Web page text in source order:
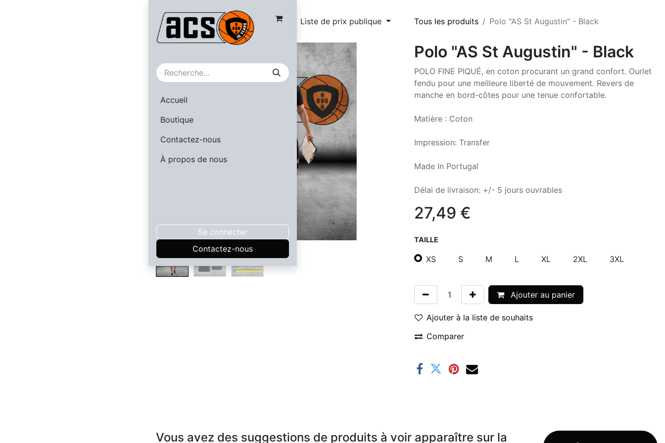
Accueil
Boutique
Contactez-nous
À propos de nous
Se connecter
Contactez-nous
Liste de prix publique Tous les produits Polo "AS St Augustin" - Black
Soon ! Polo "AS St Augustin" - Black
POLO FINE PIQUÉ, en coton procurant un grand confort. Ourlet
fendu pour une meilleure liberté de mouvement. Revers de
manche en bord-côtes pour une tenue confortable.
Matière : Coton
Impression: Transfer
Made In Portugal
Délai de livraison: +/- 5 jours ouvrables
27,49 €
TAILLE
XS S M L XL 2XL 3XL
Ajouter au panier
Ajouter à la liste de souhaits
Comparer
Vous avez des suggestions de produits à voir apparaître sur la